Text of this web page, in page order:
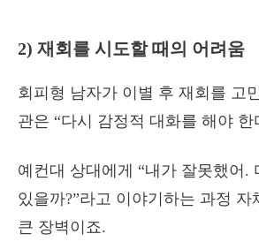
2) 재회를 시도할 때의 어려움
회피형 남자가 이별 후 재회를 고
관은 “다시 감정적 대화를 해야 한
예컨대 상대에게 “내가 잘못했어.
있을까?”라고 이야기하는 과정 자
큰 장벽이죠.